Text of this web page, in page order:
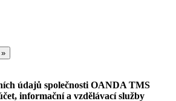
údajů společnosti OANDA TMS
informační a vzdělávací služby